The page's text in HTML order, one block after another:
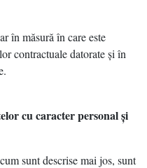
în măsură în care este
contractuale datorate şi în
cu caracter personal şi
sunt descrise mai jos, sunt